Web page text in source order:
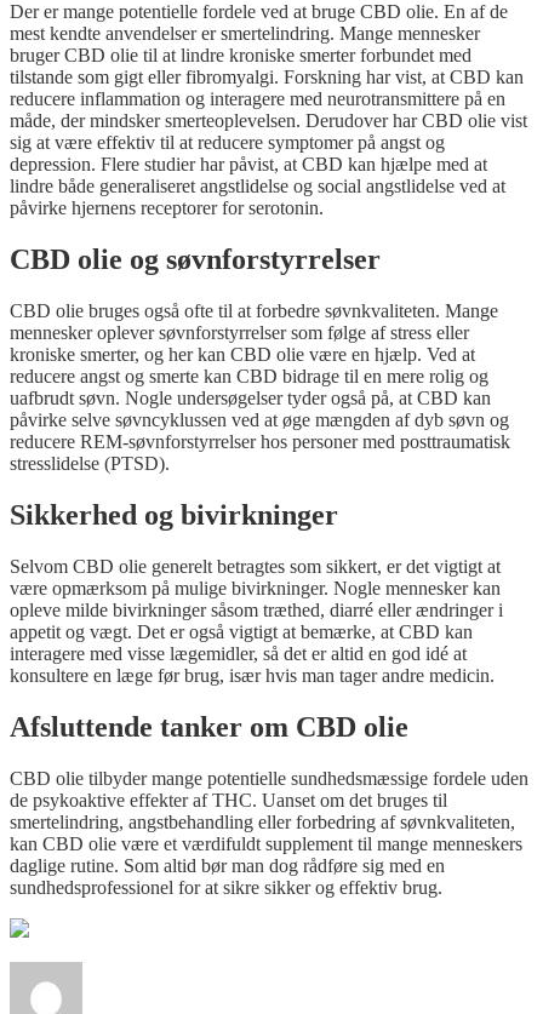
Der er mange potentielle fordele ved at bruge CBD olie. En af de
mest kendte anvendelser er smertelindring. Mange mennesker
bruger CBD olie til at lindre kroniske smerter forbundet med
tilstande som gigt eller fibromyalgi. Forskning har vist, at CBD kan
reducere inflammation og interagere med neurotransmittere på en
måde, der mindsker smerteoplevelsen. Derudover har CBD olie vist
sig at være effektiv til at reducere symptomer på angst og
depression. Flere studier har påvist, at CBD kan hjælpe med at
lindre både generaliseret angstlidelse og social angstlidelse ved at
påvirke hjernens receptorer for serotonin.
CBD olie og søvnforstyrrelser
CBD olie bruges også ofte til at forbedre søvnkvaliteten. Mange
mennesker oplever søvnforstyrrelser som følge af stress eller
kroniske smerter, og her kan CBD olie være en hjælp. Ved at
reducere angst og smerte kan CBD bidrage til en mere rolig og
uafbrudt søvn. Nogle undersøgelser tyder også på, at CBD kan
påvirke selve søvncyklussen ved at øge mængden af dyb søvn og
reducere REM-søvnforstyrrelser hos personer med posttraumatisk
stresslidelse (PTSD).
Sikkerhed og bivirkninger
Selvom CBD olie generelt betragtes som sikkert, er det vigtigt at
være opmærksom på mulige bivirkninger. Nogle mennesker kan
opleve milde bivirkninger såsom træthed, diarré eller ændringer i
appetit og vægt. Det er også vigtigt at bemærke, at CBD kan
interagere med visse lægemidler, så det er altid en god idé at
konsultere en læge før brug, især hvis man tager andre medicin.
Afsluttende tanker om CBD olie
CBD olie tilbyder mange potentielle sundhedsmæssige fordele uden
de psykoaktive effekter af THC. Uanset om det bruges til
smertelindring, angstbehandling eller forbedring af søvnkvaliteten,
kan CBD olie være et værdifuldt supplement til mange menneskers
daglige rutine. Som altid bør man dog rådføre sig med en
sundhedsprofessionel for at sikre sikker og effektiv brug.